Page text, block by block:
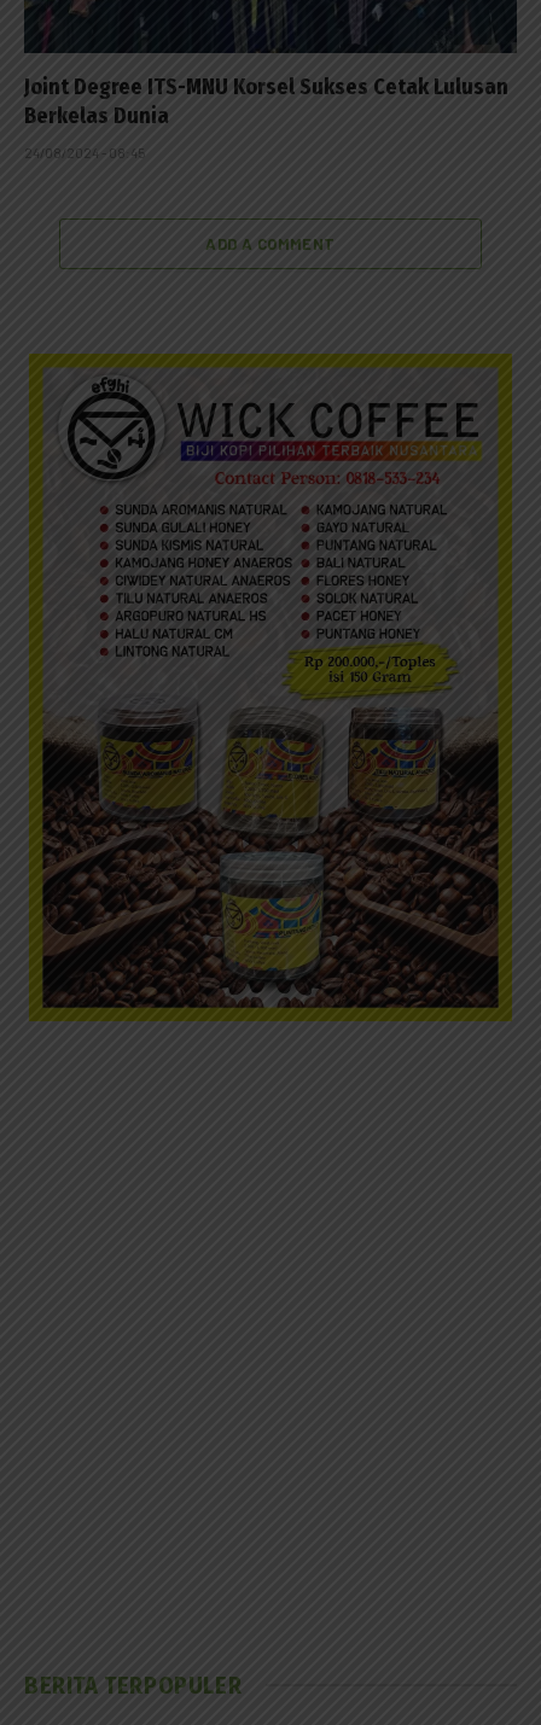
Joint Degree ITS-MNU Korsel Sukses Cetak Lulusan
Berkelas Dunia
24/08/2024 - 08:45
ADD A COMMENT
BERITA TERPOPULER